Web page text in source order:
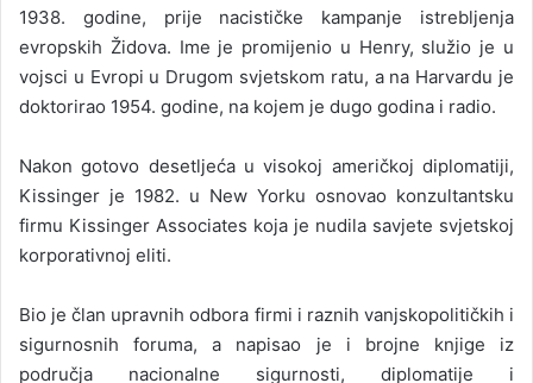
1938. godine, prije nacističke kampanje istrebljenja
evropskih Židova. Ime je promijenio u Henry, služio je u
vojsci u Evropi u Drugom svjetskom ratu, a na Harvardu je
doktorirao 1954. godine, na kojem je dugo godina i radio.
Nakon gotovo desetljeća u visokoj američkoj diplomatiji,
Kissinger je 1982. u New Yorku osnovao konzultantsku
firmu Kissinger Associates koja je nudila savjete svjetskoj
korporativnoj eliti.
Bio je član upravnih odbora firmi i raznih vanjskopolitičkih i
sigurnosnih foruma, a napisao je i brojne knjige iz
područja nacionalne sigurnosti, diplomatije i